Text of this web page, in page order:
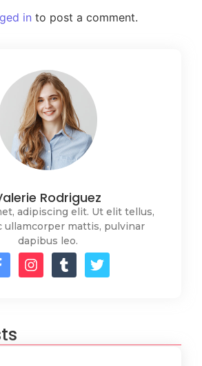
in to post a comment.
Rodriguez
adipiscing elit. Ut elit tellus,
ullamcorper mattis, pulvinar
dapibus leo.